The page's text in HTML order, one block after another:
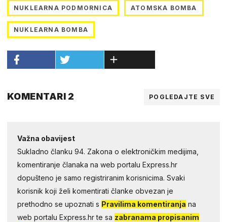
NUKLEARNA PODMORNICA ATOMSKA BOMBA
NUKLEARNA BOMBA
KOMENTARI 2 POGLEDAJTE SVE
Važna obavijest
Sukladno članku 94. Zakona o elektroničkim medijima,
komentiranje članaka na web portalu Express.hr
dopušteno je samo registriranim korisnicima. Svaki
korisnik koji želi komentirati članke obvezan je
prethodno se upoznati s Pravilima komentiranja na
web portalu Express.hr te sa zabranama propisanim